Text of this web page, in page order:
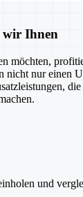
wir Ihnen
möchten,
nicht nur einen
und